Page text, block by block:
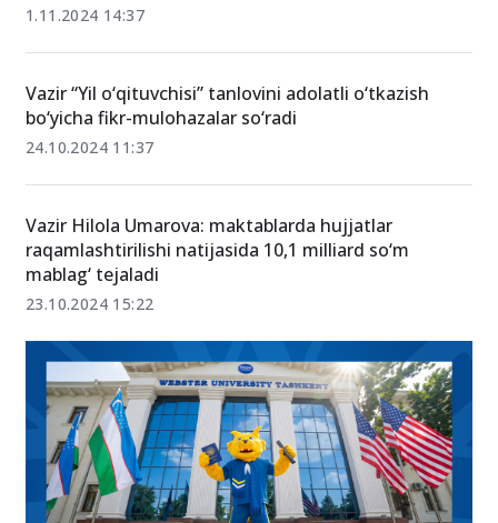
1.11.2024 14:37
Vazir “Yil o‘qituvchisi” tanlovini adolatli o‘tkazish
bo‘yicha fikr-mulohazalar so‘radi
24.10.2024 11:37
Vazir Hilola Umarova: maktablarda hujjatlar
raqamlashtirilishi natijasida 10,1 milliard so‘m
mablag‘ tejaladi
23.10.2024 15:22